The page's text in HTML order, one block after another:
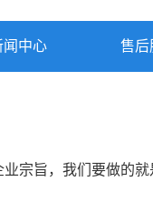
闻中心 售后
宗旨，我们要做的